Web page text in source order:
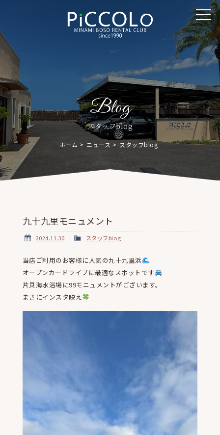
スタッフblog
Blog
ホーム ニュース スタッフblog
九十九里モニュメント
2024.11.30 スタッフblog
当店ご利用のお客様に人気の九十九里浜
オープンカードライブに最適なスポットです
片貝海水浴場に99モニュメントがございます。
まさにインスタ映え